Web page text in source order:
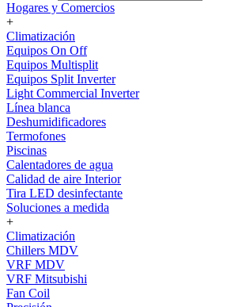
Hogares y Comercios
+
Climatización
Equipos On Off
Equipos Multisplit
Equipos Split Inverter
Light Commercial Inverter
Línea blanca
Deshumidificadores
Termofones
Piscinas
Calentadores de agua
Calidad de aire Interior
Tira LED desinfectante
Soluciones a medida
+
Climatización
Chillers MDV
VRF MDV
VRF Mitsubishi
Fan Coil